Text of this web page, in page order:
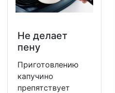
Не делает
пену
Приготовлению
капучино
препятствует